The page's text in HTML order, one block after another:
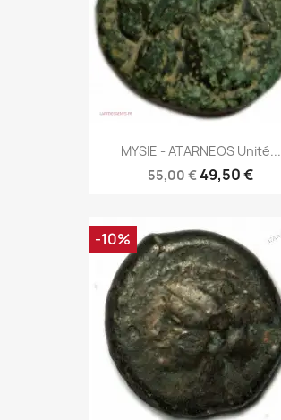
MYSIE - ATARNEOS Unité...
55,00 €49,50 €
-10%